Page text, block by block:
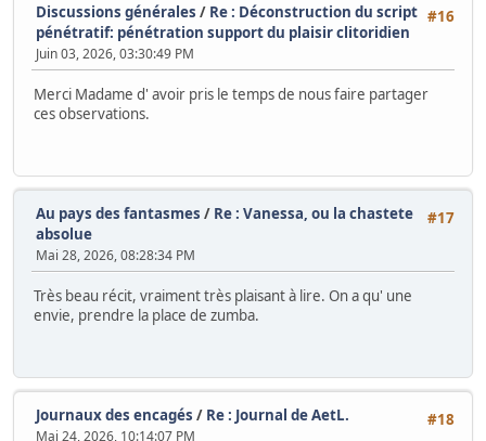
#16
Discussions générales / Re : Déconstruction du script
pénétratif: pénétration support du plaisir clitoridien
Juin 03, 2026, 03:30:49 PM
Merci Madame d' avoir pris le temps de nous faire partager
ces observations.
#17
Au pays des fantasmes / Re : Vanessa, ou la chastete
absolue
Mai 28, 2026, 08:28:34 PM
Très beau récit, vraiment très plaisant à lire. On a qu' une
envie, prendre la place de zumba.
#18
Journaux des encagés / Re : Journal de AetL.
Mai 24, 2026, 10:14:07 PM